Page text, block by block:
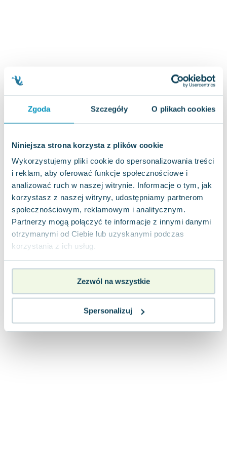
Zgoda Szczegóły O plikach cookies
Niniejsza strona korzysta z plików cookie
Wykorzystujemy pliki cookie do spersonalizowania treści
i reklam, aby oferować funkcje społecznościowe i
analizować ruch w naszej witrynie. Informacje o tym, jak
korzystasz z naszej witryny, udostępniamy partnerom
społecznościowym, reklamowym i analitycznym.
Partnerzy mogą połączyć te informacje z innymi danymi
otrzymanymi od Ciebie lub uzyskanymi podczas
korzystania z ich usług.
Zezwól na wszystkie
Spersonalizuj
Leszek Czarnecki
Maria Seweryn
Janina Zającówna
Anna Prus (oprac.)
Nela Mała Reporterka
Agnieszka Maciąg
Terry Pratchett
Virginia Woolf
Lorraine Warren
Ajahn Brahm
Jacek Walkiewicz